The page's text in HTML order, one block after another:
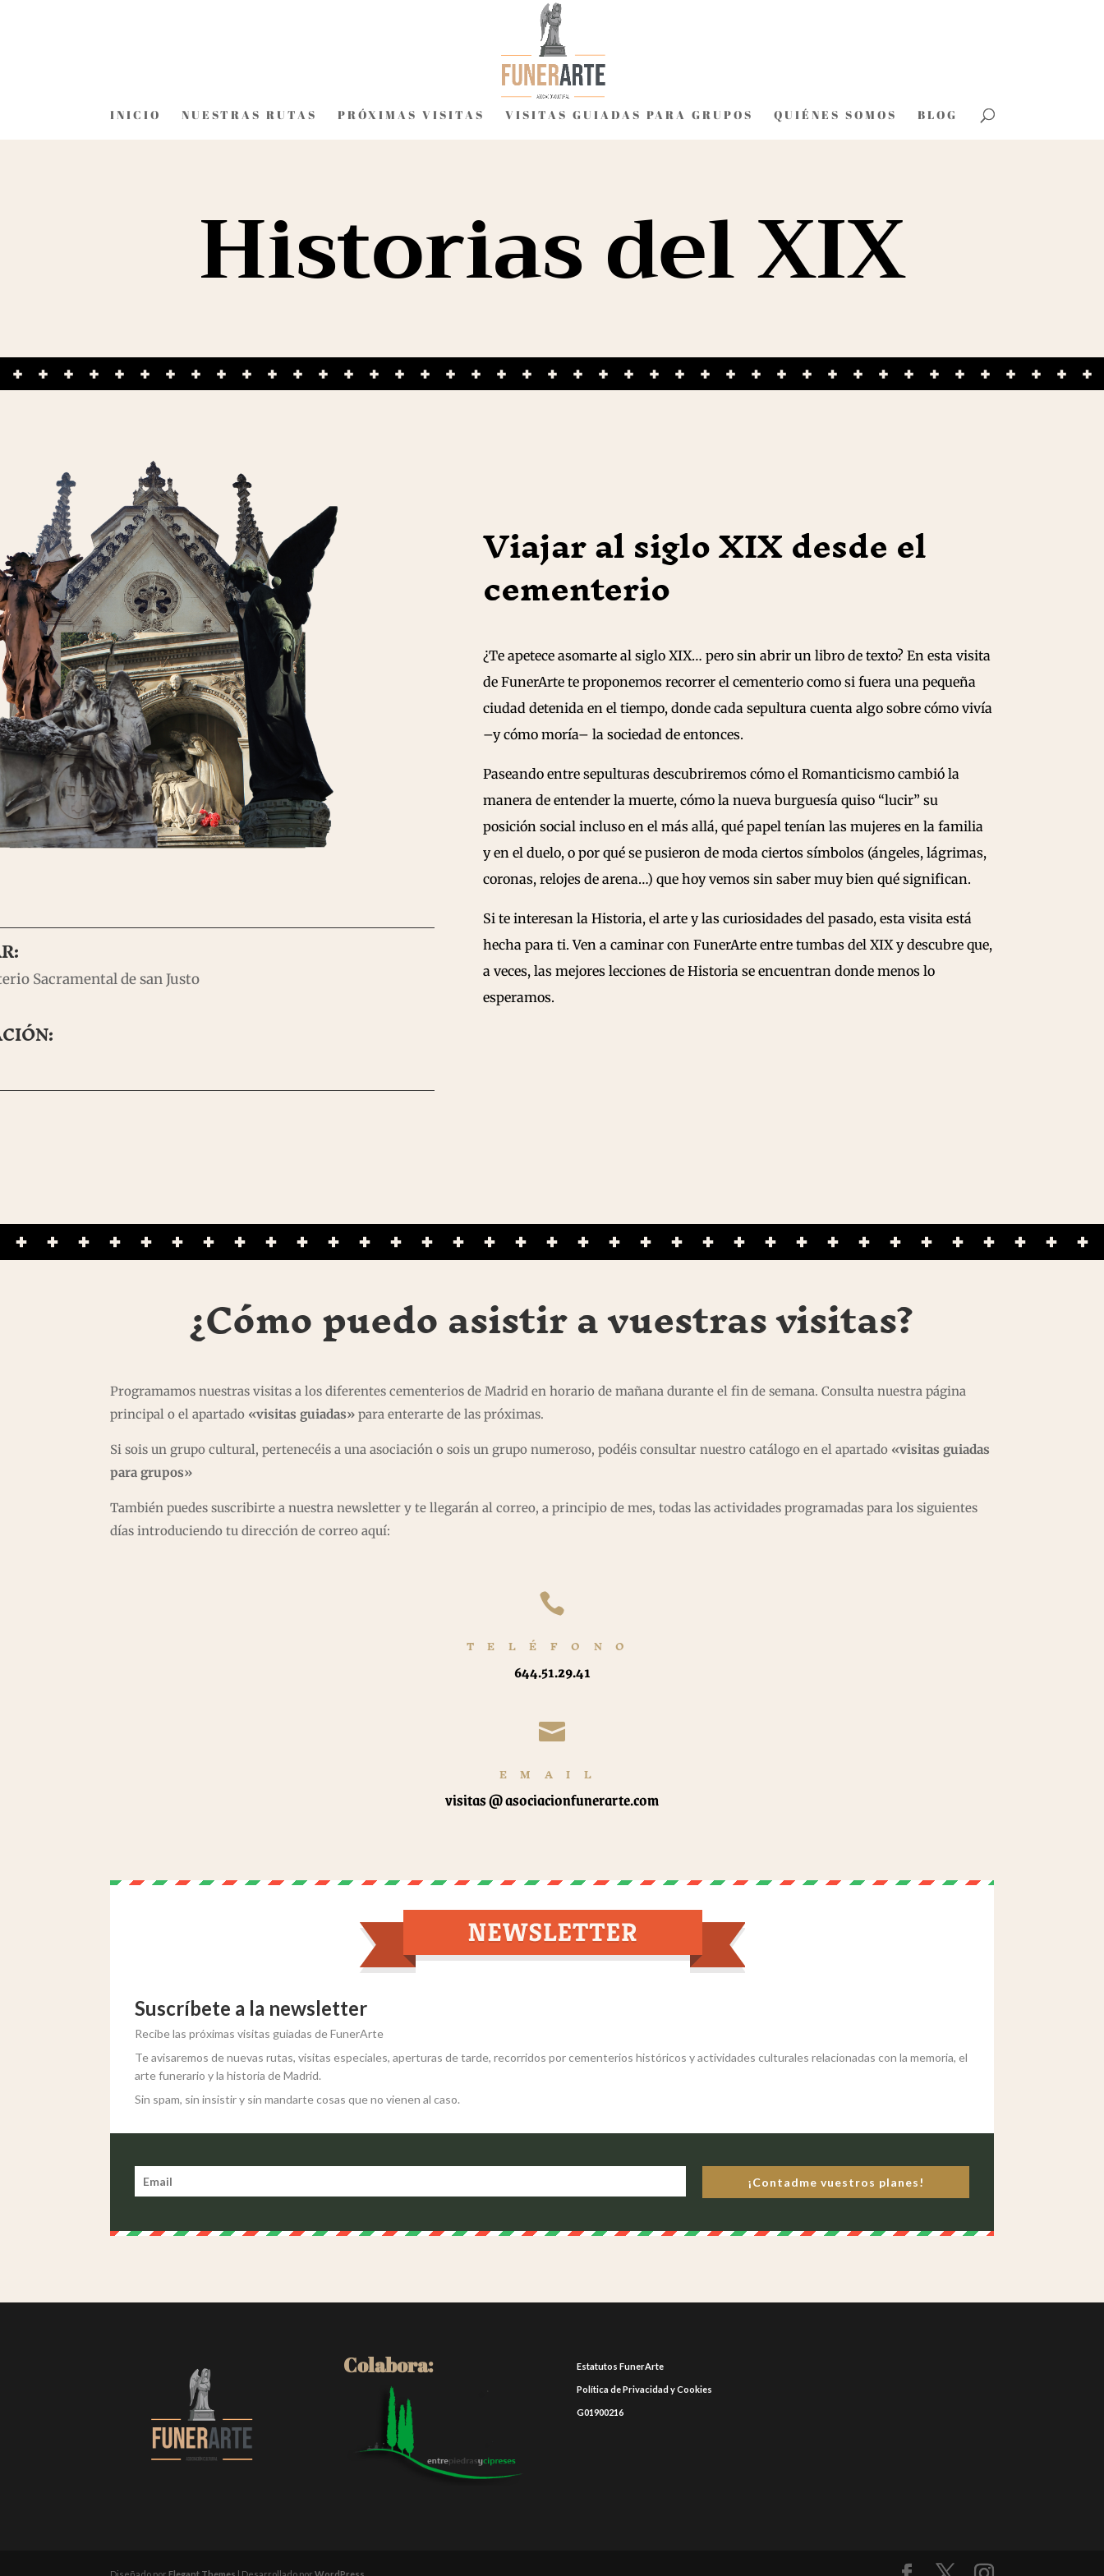
INICIO NUESTRAS RUTAS PRÓXIMAS VISITAS VISITAS GUIADAS PARA GRUPOS QUIÉNES SOMOS BLOG
Historias del XIX
Sacramental de san Justo
Viajar al siglo XIX desde el
cementerio
¿Te apetece asomarte al siglo XIX… pero sin abrir un libro de texto? En esta visita
de FunerArte te proponemos recorrer el cementerio como si fuera una pequeña
ciudad detenida en el tiempo, donde cada sepultura cuenta algo sobre cómo vivía
–y cómo moría– la sociedad de entonces.
Paseando entre sepulturas descubriremos cómo el Romanticismo cambió la
manera de entender la muerte, cómo la nueva burguesía quiso “lucir” su
posición social incluso en el más allá, qué papel tenían las mujeres en la familia
y en el duelo, o por qué se pusieron de moda ciertos símbolos (ángeles, lágrimas,
coronas, relojes de arena…) que hoy vemos sin saber muy bien qué significan.
Si te interesan la Historia, el arte y las curiosidades del pasado, esta visita está
hecha para ti. Ven a caminar con FunerArte entre tumbas del XIX y descubre que,
a veces, las mejores lecciones de Historia se encuentran donde menos lo
esperamos.
¿Cómo puedo asistir a vuestras visitas?
Programamos nuestras visitas a los diferentes cementerios de Madrid en horario de mañana durante el fin de semana. Consulta nuestra página
principal o el apartado «visitas guiadas» para enterarte de las próximas.
Si sois un grupo cultural, pertenecéis a una asociación o sois un grupo numeroso, podéis consultar nuestro catálogo en el apartado «visitas guiadas
para grupos»
También puedes suscribirte a nuestra newsletter y te llegarán al correo, a principio de mes, todas las actividades programadas para los siguientes
días introduciendo tu dirección de correo aquí:

TELÉFONO
644.51.29.41

EMAIL
visitas @ asociacionfunerarte.com
Suscríbete a la newsletter
Recibe las próximas visitas guiadas de FunerArte
Te avisaremos de nuevas rutas, visitas especiales, aperturas de tarde, recorridos por cementerios históricos y actividades culturales relacionadas con la memoria, el
arte funerario y la historia de Madrid.
Sin spam, sin insistir y sin mandarte cosas que no vienen al caso.
¡Contadme vuestros planes!
Colabora: Estatutos FunerArte
Política de Privacidad y Cookies
G01900216
Diseñado porElegant Themes | Desarrollado porWordPress